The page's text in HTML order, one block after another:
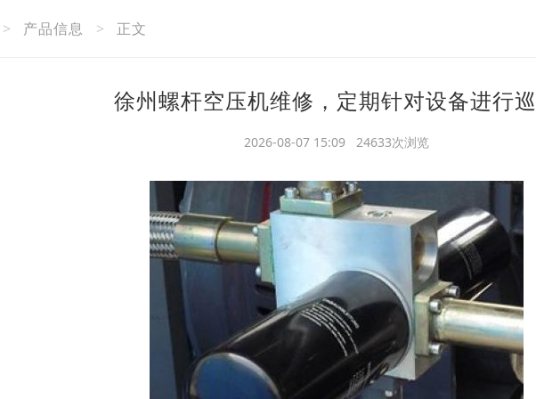
> 产品信息 > 正文
徐州螺杆空压机维修，定期针对设备进行
2026-08-07 15:09 24633次浏览